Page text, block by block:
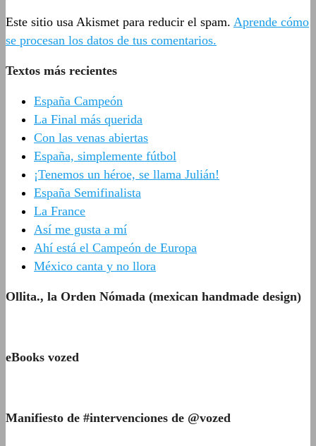
Este sitio usa Akismet para reducir el spam. Aprende cómo
se procesan los datos de tus comentarios.
Textos más recientes
España Campeón
La Final más querida
Con las venas abiertas
España, simplemente fútbol
¡Tenemos un héroe, se llama Julián!
España Semifinalista
La France
Así me gusta a mí
Ahí está el Campeón de Europa
México canta y no llora
Ollita., la Orden Nómada (mexican handmade design)
eBooks vozed
Manifiesto de #intervenciones de @vozed